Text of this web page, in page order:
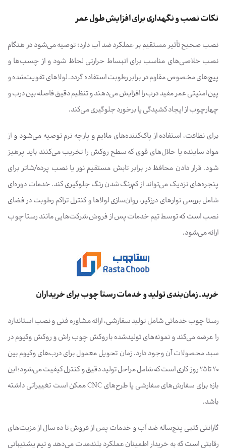
نکات نصب و نگهداری برای افزایش طول عمر
نصب صحیح تأثیر مستقیم بر عملکرد ضد آب دارد؛ توصیه می‌شود در هنگام
نصب خلاصی‌های مناسب برای انبساط حرارتی لحاظ شود و از چسب‌ها و
پیچ‌های مخصوص مقاوم در برابر رطوبت استفاده گردد. لولاهای تقویت‌شده و
پین امنیتی عمر مفید درب را افزایش می‌دهند و تنظیم دقیق فاصله بین درب و
چهارچوب از ایجاد کشیدگی یا برخورد جلوگیری می‌کند.
برای نظافت، استفاده از پاک‌کننده‌های ملایم و پارچه نرم توصیه می‌شود و از
مواد ساینده یا حلال‌های قوی که سطح روکش را تخریب می‌کنند باید پرهیز
شود. قرار دادن محافظ در برابر تابش مستقیم نور یا نصب پرده/شاتر برای
پنجره‌های نزدیک می‌تواند از کم‌رنگ شدن رنگ جلوگیری کند. خدمات دوره‌ای
شامل بررسی نوارهای درزگیر، روان‌سازی لولاها و کنترل تراکم رطوبت در فضای
نصب است که توسط تیم خدمات پس از فروش شرکت‌هایی مانند رستا چوب
ارائه می‌شود.
خرید، زمان‌بندی تولید و خدمات رستا چوب برای خریداران
رستا چوب خدماتی شامل تولید سفارشی، ارائه مشاوره فنی و نصب استاندارد
را عرضه می‌کند و نمونه‌های تولیدشده با روکش چوب راش و روکش وکیوم در
سبد محصولات آن وجود دارد. زمان تحویل معمول برای درب‌های وکیوم بین
۲۰ تا ۲۵ روز کاری است که شامل مراحل تولید دقیق و کنترل کیفیت می‌شود؛ این
بازه برای سفارش‌های سفارشی یا طرح‌های CNC ممکن است تغییراتی داشته
باشد.
گارانتی کتبی پنج‌ساله ضد آب و خدمات پس از فروش تا ده سال از مزیت‌های
رقابتی است که به خریدار اطمینان عملکرد بلندمدت می‌دهد و تیم پشتیبانی